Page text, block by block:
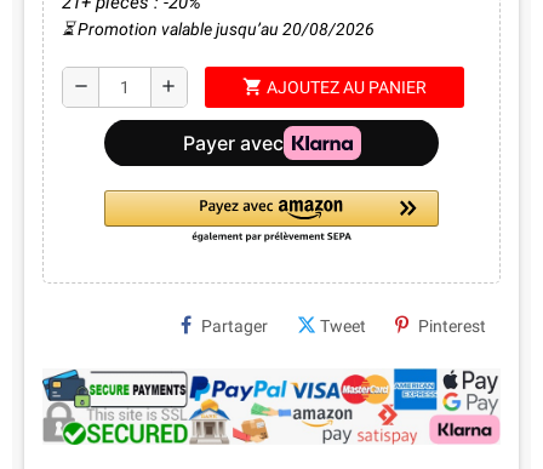
⏳ Promotion valable jusqu’au 20/08/2026
remove add shopping_cart AJOUTEZ AU PANIER
Partager Tweet Pinterest